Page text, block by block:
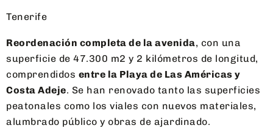
Tenerife
Reordenación completa de la avenida, con una
superficie de 47.300 m2 y 2 kilómetros de longitud,
comprendidos entre la Playa de Las Américas y
Costa Adeje. Se han renovado tanto las superficies
peatonales como los viales con nuevos materiales,
alumbrado público y obras de ajardinado.